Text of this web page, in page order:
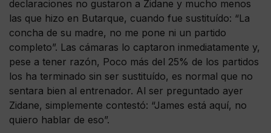
declaraciones no gustaron a Zidane y mucho menos
las que hizo en Butarque, cuando fue sustituído: “La
concha de su madre, no me pone ni un partido
completo”. Las cámaras lo captaron inmediatamente y,
pese a tener razón, Poco más del 25% de los partidos
los ha terminado sin ser sustituído, es normal que no
sentara bien al entrenador. Al ser preguntado ayer
Zidane, simplemente contestó: “James está aquí, no
quiero hablar de eso”.